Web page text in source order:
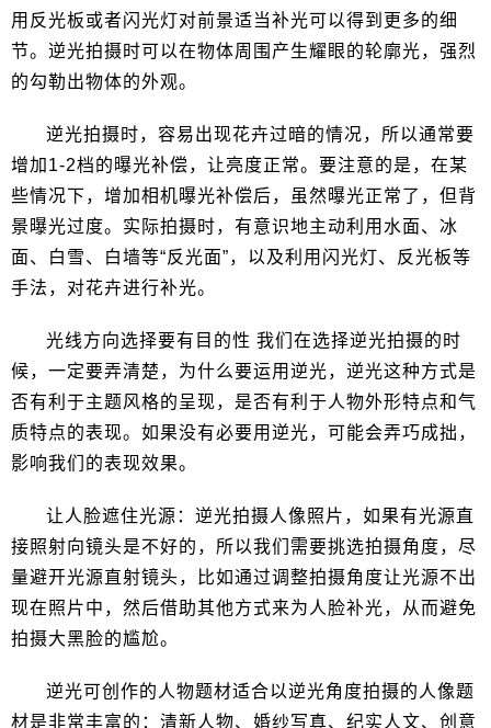
用反光板或者闪光灯对前景适当补光可以得到更多的细
节。逆光拍摄时可以在物体周围产生耀眼的轮廓光，强烈
的勾勒出物体的外观。
逆光拍摄时，容易出现花卉过暗的情况，所以通常要
增加1-2档的曝光补偿，让亮度正常。要注意的是，在某
些情况下，增加相机曝光补偿后，虽然曝光正常了，但背
景曝光过度。实际拍摄时，有意识地主动利用水面、冰
面、白雪、白墙等“反光面”，以及利用闪光灯、反光板等
手法，对花卉进行补光。
光线方向选择要有目的性 我们在选择逆光拍摄的时
候，一定要弄清楚，为什么要运用逆光，逆光这种方式是
否有利于主题风格的呈现，是否有利于人物外形特点和气
质特点的表现。如果没有必要用逆光，可能会弄巧成拙，
影响我们的表现效果。
让人脸遮住光源：逆光拍摄人像照片，如果有光源直
接照射向镜头是不好的，所以我们需要挑选拍摄角度，尽
量避开光源直射镜头，比如通过调整拍摄角度让光源不出
现在照片中，然后借助其他方式来为人脸补光，从而避免
拍摄大黑脸的尴尬。
逆光可创作的人物题材适合以逆光角度拍摄的人像题
材是非常丰富的：清新人物、婚纱写真、纪实人文、创意